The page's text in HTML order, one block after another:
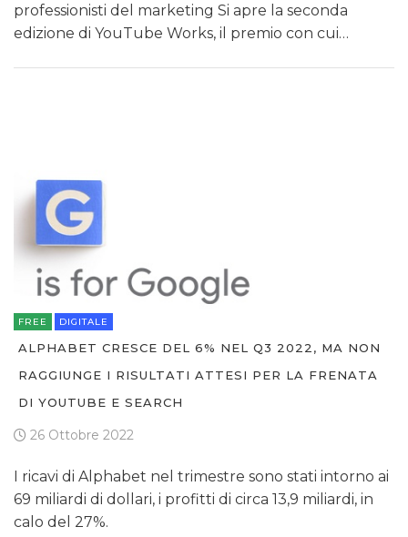
professionisti del marketing Si apre la seconda
edizione di YouTube Works, il premio con cui…
FREE DIGITALE
ALPHABET CRESCE DEL 6% NEL Q3 2022, MA NON
RAGGIUNGE I RISULTATI ATTESI PER LA FRENATA
DI YOUTUBE E SEARCH
26 Ottobre 2022
I ricavi di Alphabet nel trimestre sono stati intorno ai
69 miliardi di dollari, i profitti di circa 13,9 miliardi, in
calo del 27%.